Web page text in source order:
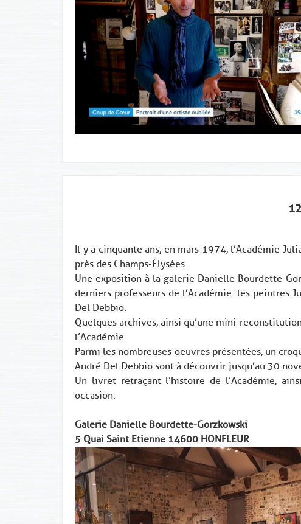
Il y a cinquante ans, en mars 1974, l’Académie
près des Champs-Élysées.
Une exposition à la galerie Danielle Bourdette-
derniers professeurs de l’Académie: les peintres
Del Debbio.
Quelques archives, ainsi qu’une mini-
l’Académie.
Parmi les nombreuses oeuvres présentées, un
André Del Debbio sont à découvrir jusqu’au 30
Un livret retraçant l’histoire de l’Académie,
occasion.
Galerie Danielle Bourdette-Gorzkowski
5 Quai Saint Etienne 14600 HONFLEUR